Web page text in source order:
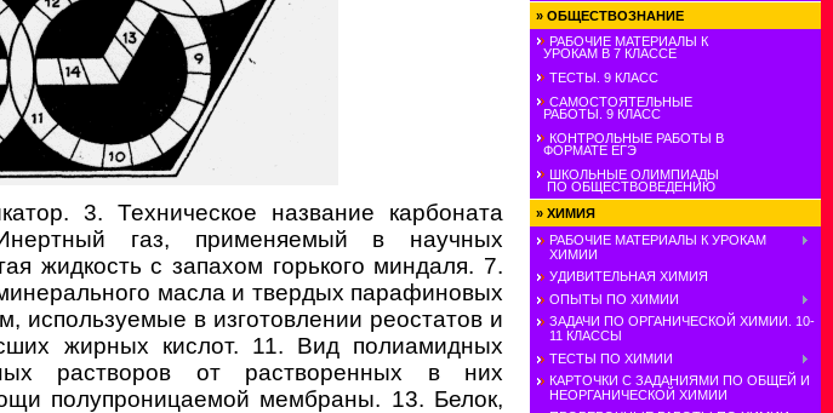
3. Техническое название карбоната
газ, применяемый в научных
жидкость с запахом горького миндаля. 7.
масла и твердых парафиновых
используемые в изготовлении реостатов и
жирных кислот. 11. Вид полиамидных
растворов от растворенных в них
полупроницаемой мембраны. 13. Белок,
» ОБЩЕСТВОЗНАНИЕ
РАБОЧИЕ МАТЕРИАЛЫ К
УРОКАМ В 7 КЛАССЕ
ТЕСТЫ. 9 КЛАСС
САМОСТОЯТЕЛЬНЫЕ
РАБОТЫ. 9 КЛАСС
КОНТРОЛЬНЫЕ РАБОТЫ В
ФОРМАТЕ ЕГЭ
ШКОЛЬНЫЕ ОЛИМПИАДЫ
ПО ОБЩЕСТВОВЕДЕНИЮ
» ХИМИЯ
РАБОЧИЕ МАТЕРИАЛЫ К УРОКАМ
ХИМИИ
УДИВИТЕЛЬНАЯ ХИМИЯ
ОПЫТЫ ПО ХИМИИ
ЗАДАЧИ ПО ОРГАНИЧЕСКОЙ ХИМИИ. 10-
11 КЛАССЫ
ТЕСТЫ ПО ХИМИИ
КАРТОЧКИ С ЗАДАНИЯМИ ПО ОБЩЕЙ И
НЕОРГАНИЧЕСКОЙ ХИМИИ